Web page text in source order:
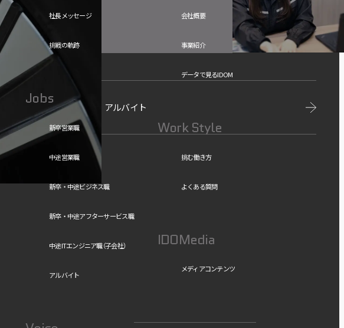
アルバイト
社長メッセージ
挑戦の軌跡
Jobs
新卒営業職
中途営業職
新卒・中途ビジネス職
新卒・中途アフターサービス職
中途ITエンジニア職（子会社）
アルバイト
会社概要
事業紹介
データで見るIDOM
Work Style
挑む働き方
よくある質問
IDOMedia
メディアコンテンツ